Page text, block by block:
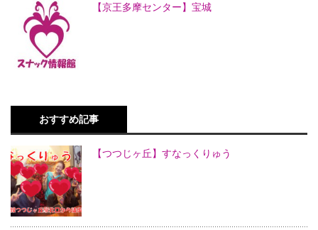
【京王多摩センター】宝城
おすすめ記事
【つつじヶ丘】すなっくりゅう